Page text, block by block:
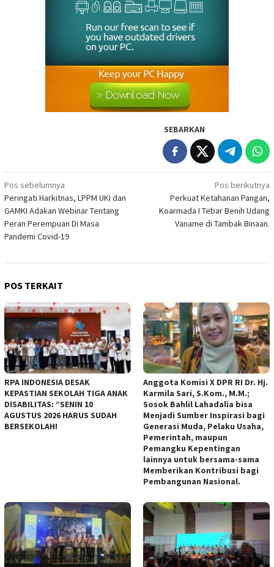
SEBARKAN
Navigasi
pos
Pos sebelumnya
Peringati Harkitnas, LPPM UKI dan
GAMKI Adakan Webinar Tentang
Peran Perempuan Di Masa
Pandemi Covid-19
Pos berikutnya
Perkuat Ketahanan Pangan,
Koarmada I Tebar Benih Udang
Vaname di Tambak Binaan.
POS TERKAIT
RPA INDONESIA DESAK
KEPASTIAN SEKOLAH TIGA ANAK
DISABILITAS: “SENIN 10
AGUSTUS 2026 HARUS SUDAH
BERSEKOLAH!
Anggota Komisi X DPR RI Dr. Hj.
Karmila Sari, S.Kom., M.M.;
Sosok Bahlil Lahadalia bisa
Menjadi Sumber Inspirasi bagi
Generasi Muda, Pelaku Usaha,
Pemerintah, maupun
Pemangku Kepentingan
lainnya untuk bersama-sama
Memberikan Kontribusi bagi
Pembangunan Nasional.